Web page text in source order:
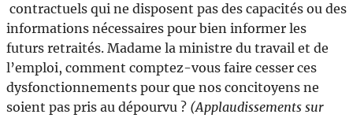
contractuels qui ne disposent pas des capacités ou des
informations nécessaires pour bien informer les
futurs retraités. Madame la ministre du travail et de
l’emploi, comment comptez-vous faire cesser ces
dysfonctionnements pour que nos concitoyens ne
soient pas pris au dépourvu ? (Applaudissements sur